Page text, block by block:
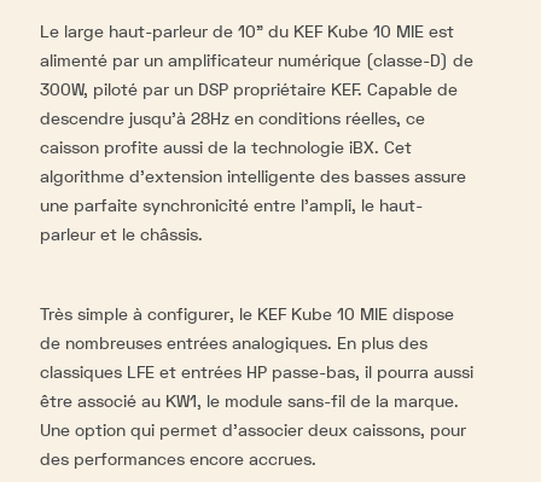
Le large haut-parleur de 10” du KEF Kube 10 MIE est
alimenté par un amplificateur numérique (classe-D) de
300W, piloté par un DSP propriétaire KEF. Capable de
descendre jusqu’à 28Hz en conditions réelles, ce
caisson profite aussi de la technologie iBX. Cet
algorithme d’extension intelligente des basses assure
une parfaite synchronicité entre l’ampli, le haut-
parleur et le châssis.
Très simple à configurer, le KEF Kube 10 MIE dispose
de nombreuses entrées analogiques. En plus des
classiques LFE et entrées HP passe-bas, il pourra aussi
être associé au KW1, le module sans-fil de la marque.
Une option qui permet d’associer deux caissons, pour
des performances encore accrues.